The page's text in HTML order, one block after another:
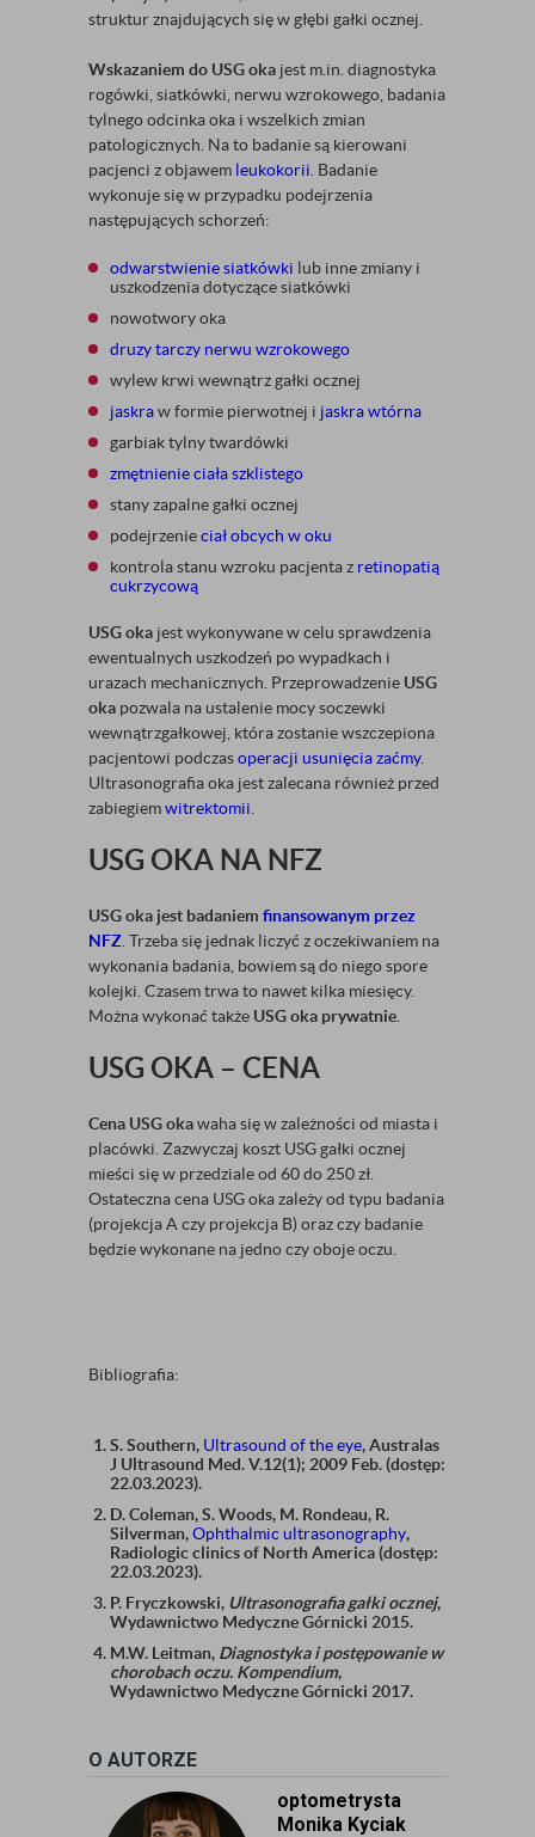
struktur znajdujących się w głębi gałki ocznej.
Wskazaniem do USG oka jest m.in. diagnostyka
rogówki, siatkówki, nerwu wzrokowego, badania
tylnego odcinka oka i wszelkich zmian
patologicznych. Na to badanie są kierowani
pacjenci z objawem leukokorii . Badanie
wykonuje się w przypadku podejrzenia
następujących schorzeń:
odwarstwienie siatkówki lub inne zmiany i
uszkodzenia dotyczące siatkówki
nowotwory oka
druzy tarczy nerwu wzrokowego
wylew krwi wewnątrz gałki ocznej
jaskraw formie pierwotnej i jaskra wtórna
garbiak tylny twardówki
zmętnienie ciała szklistego
stany zapalne gałki ocznej
podejrzenieciał obcych w oku
kontrola stanu wzroku pacjenta z retinopatią
cukrzycową
USG oka jest wykonywane w celu sprawdzenia
ewentualnych uszkodzeń po wypadkach i
urazach mechanicznych. Przeprowadzenie USG
oka pozwala na ustalenie mocy soczewki
wewnątrzgałkowej, która zostanie wszczepiona
pacjentowi podczasoperacji usunięcia zaćmy.
Ultrasonografia oka jest zalecana również przed
zabiegiemwitrektomii
USG OKA NA NFZ
USG oka jest badaniem finansowanym przez
NFZ . Trzeba się jednak liczyć z oczekiwaniem na
wykonania badania, bowiem są do niego spore
kolejki. Czasem trwa to nawet kilka miesięcy.
Można wykonać także USG oka prywatnie
USG OKA – CENA
Cena USG okawaha się w zależności od miasta i
placówki. Zazwyczaj koszt USG gałki ocznej
mieści się w przedziale od 60 do 250 zł.
Ostateczna cena USG oka zależy od typu badania
(projekcja A czy projekcja B) oraz czy badanie
będzie wykonane na jedno czy oboje oczu.
Bibliografia:
S. Southern, Ultrasound of the eye, Australas
J Ultrasound Med. V.12(1); 2009 Feb. (dostęp:
22.03.2023).
D. Coleman, S. Woods, M. Rondeau, R.
Silverman,Ophthalmic ultrasonography,
Radiologic clinics of North America (dostęp:
22.03.2023).
P. Fryczkowski, Ultrasonografia gałki ocznej,
Wydawnictwo Medyczne Górnicki 2015.
M.W. Leitman, Diagnostyka i postępowanie w
chorobach oczu. Kompendium,
Wydawnictwo Medyczne Górnicki 2017.
O AUTORZE
optometrysta
Monika Kyciak